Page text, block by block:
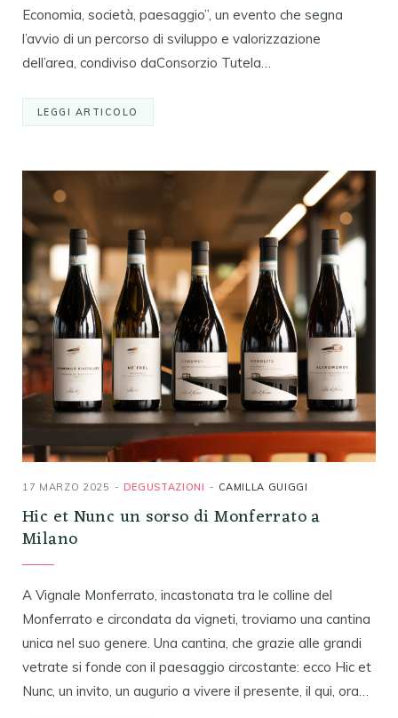
Economia, società, paesaggio”, un evento che segna
l’avvio di un percorso di sviluppo e valorizzazione
dell’area, condiviso daConsorzio Tutela…
LEGGI ARTICOLO
17 MARZO 2025 DEGUSTAZIONI CAMILLA GUIGGI
Hic et Nunc un sorso di Monferrato a
Milano
A Vignale Monferrato, incastonata tra le colline del
Monferrato e circondata da vigneti, troviamo una cantina
unica nel suo genere. Una cantina, che grazie alle grandi
vetrate si fonde con il paesaggio circostante: ecco Hic et
Nunc, un invito, un augurio a vivere il presente, il qui, ora…